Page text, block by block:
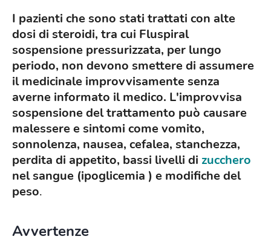
I pazienti che sono stati trattati con alte
dosi di steroidi, tra cui Fluspiral
sospensione pressurizzata, per lungo
periodo, non devono smettere di assumere
il medicinale improvvisamente senza
averne informato il medico. L'improvvisa
sospensione del trattamento può causare
malessere e sintomi come vomito,
sonnolenza, nausea, cefalea, stanchezza,
perdita di appetito, bassi livelli di zucchero
nel sangue (ipoglicemia ) e modifiche del
peso.
Avvertenze